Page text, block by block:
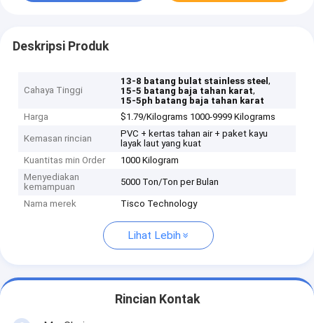
Deskripsi Produk
Cahaya Tinggi
13-8 batang bulat stainless steel,
15-5 batang baja tahan karat,
15-5ph batang baja tahan karat
Harga
$1.79/Kilograms 1000-9999 Kilograms
Kemasan rincian
PVC + kertas tahan air + paket kayu
layak laut yang kuat
Kuantitas min Order
1000 Kilogram
Menyediakan
kemampuan
5000 Ton/Ton per Bulan
Nama merek Tisco Technology
Lihat Lebih
Rincian Kontak